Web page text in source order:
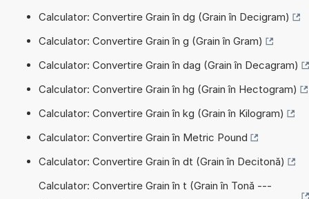
Calculator: Convertire Grain în dg (Grain în Decigram)
Calculator: Convertire Grain în g (Grain în Gram)
Calculator: Convertire Grain în dag (Grain în Decagram)
Calculator: Convertire Grain în hg (Grain în Hectogram)
Calculator: Convertire Grain în kg (Grain în Kilogram)
Calculator: Convertire Grain în Metric Pound
Calculator: Convertire Grain în dt (Grain în Decitonă)
Calculator: Convertire Grain în t (Grain în Tonă ---